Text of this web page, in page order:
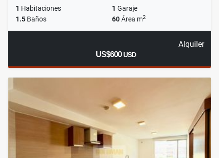
1 Habitaciones 1 Garaje
1.5 Baños 60Área m2
Alquiler
US$600USD